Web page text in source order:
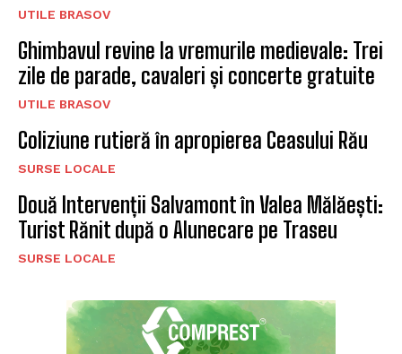
UTILE BRASOV
Ghimbavul revine la vremurile medievale: Trei
zile de parade, cavaleri și concerte gratuite
UTILE BRASOV
Coliziune rutieră în apropierea Ceasului Rău
SURSE LOCALE
Două Intervenții Salvamont în Valea Mălăești:
Turist Rănit după o Alunecare pe Traseu
SURSE LOCALE